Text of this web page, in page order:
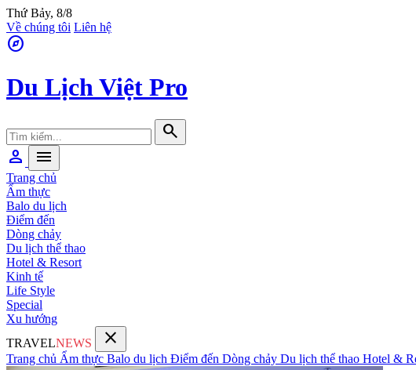
Thứ Bảy, 8/8
Về chúng tôi Liên hệ
explore
Du Lịch Việt Pro
search
person
menu
Trang chủ
Ẩm thực
Balo du lịch
Điểm đến
Dòng chảy
Du lịch thể thao
Hotel & Resort
Kinh tế
Life Style
Special
Xu hướng
TRAVELNEWS close
Trang chủ Ẩm thực Balo du lịch Điểm đến Dòng chảy Du lịch thể thao Hotel &